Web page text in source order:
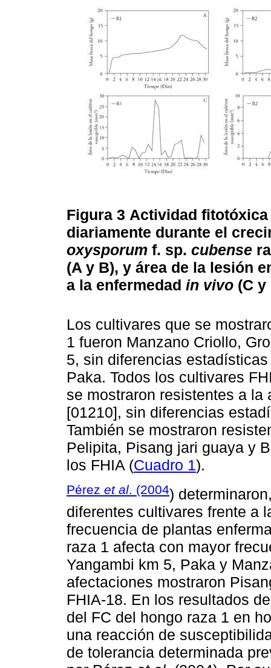
Figura 3 Actividad
diariamente durante el
oxysporum f. sp. cubense
(A y B), y área de la lesión
a la enfermedad in vivo (C y
Los cultivares que se
1 fueron Manzano Criollo,
5, sin diferencias
Paka. Todos los cultivares
se mostraron resistentes a
[01210], sin diferencias
También se mostraron
Pelipita, Pisang jari guaya y
los FHIA (Cuadro 1).
Pérez et al. (2004)
diferentes cultivares frente a
frecuencia de plantas
raza 1 afecta con mayor
Yangambi km 5, Paka y
afectaciones mostraron
FHIA-18. En los resultados
del FC del hongo raza 1 en
una reacción de
de tolerancia determinada